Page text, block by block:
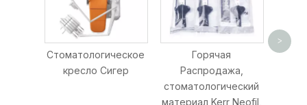
Стоматологическое
кресло Сигер
Горячая
Распродажа,
стоматологический
материал Kerr Neofil,
>